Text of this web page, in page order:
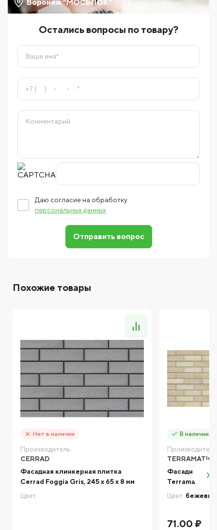
Воронеж "МОСБЛОК"
Остались вопросы по товару?
Даю согласие на обработку
персональных данных
Отправить вопрос
Похожие товары
Нет в наличии
Производитель:
CERRAD
Фасадная клинкерная плитка
Cerrad Foggia Gris, 245 x 65 x 8 мм
Цвет:
В наличии
TERRAMATIC
Фасадная
Terramatic
Цвет:
71.00 ₽